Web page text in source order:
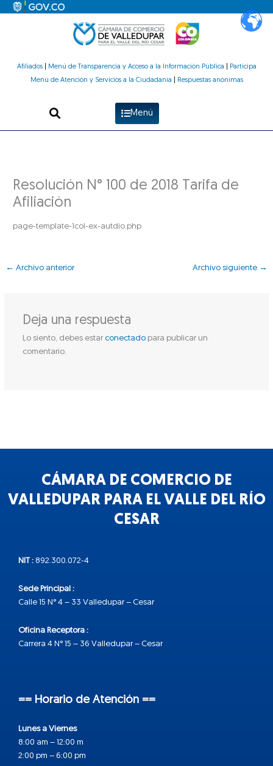
Afiliados| Menú de Transparencia y Acceso a la Información Pública
Participa
Menú de Atención y Servicios a la Ciudadanía
Respuestas anónimas
Menú
Resolución N° 100 de 2018 Tarifa de
Afiliación
page-template-1col-ex-autdio.php
← Archivo anterior Archivo siguiente →
Deja una respuesta
Lo siento, debes estar conectadopara publicar un
comentario.
CÁMARA DE COMERCIO DE
VALLEDUPAR PARA EL VALLE DEL RÍO
CESAR
NIT : 892.300.072-4
Sede Principal :
Calle 15 N° 4 – 33 Valledupar – Cesar
Oficina Receptora :
Carrera 4 N° 15 – 36 Valledupar – Cesar
== Horario de Atención ==
Lunes a Viernes
8:00 am – 12:00 m
2:00 pm – 6:00 pm